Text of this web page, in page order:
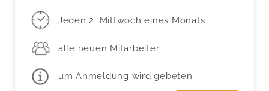
Jeden 2. Mittwoch eines Monats
alle neuen Mitarbeiter
um Anmeldung wird gebeten